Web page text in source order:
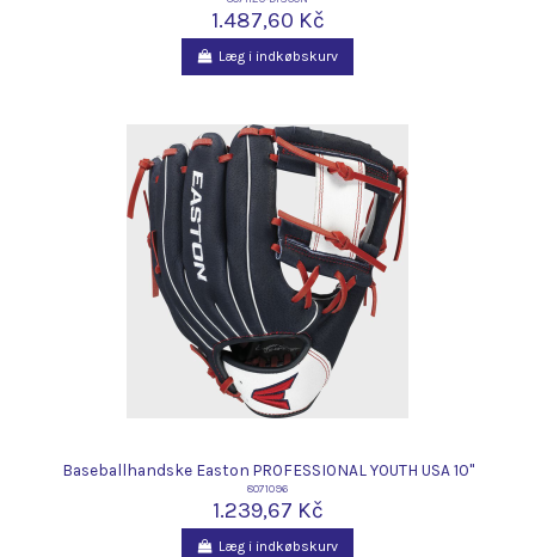
1.487,60 Kč
Læg i indkøbskurv
Baseballhandske Easton PROFESSIONAL YOUTH USA 10"
8071096
1.239,67 Kč
Læg i indkøbskurv